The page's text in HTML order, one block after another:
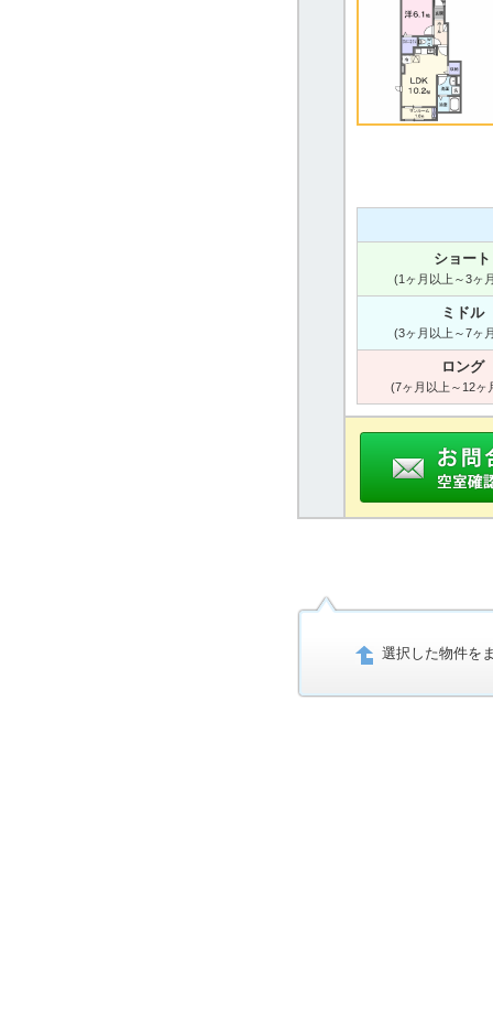
ショート
(1ヶ月以上～3ヶ
ミドル
(3ヶ月以上～7ヶ
ロング
(7ヶ月以上～12ヶ
選択した物件を